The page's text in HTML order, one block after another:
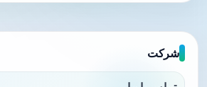
شرکت